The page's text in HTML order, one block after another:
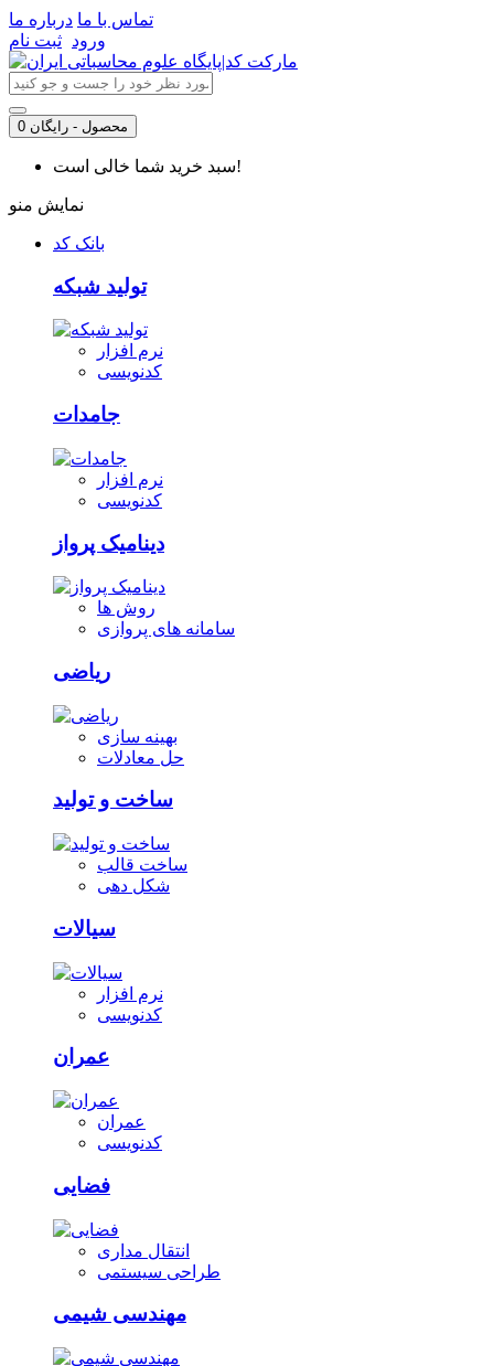
تماس با ما درباره ما
ورود ثبت نام
0 محصول - رایگان
سبد خرید شما خالی است!
نمایش منو
بانک کد
تولید شبکه
نرم افزار
کدنویسی
جامدات
نرم افزار
کدنویسی
دینامیک پرواز
روش ها
سامانه های پروازی
ریاضی
بهینه سازی
حل معادلات
ساخت و تولید
ساخت قالب
شکل دهی
سیالات
نرم افزار
کدنویسی
عمران
عمران
کدنویسی
فضایی
انتقال مداری
طراحی سیستمی
مهندسی شیمی